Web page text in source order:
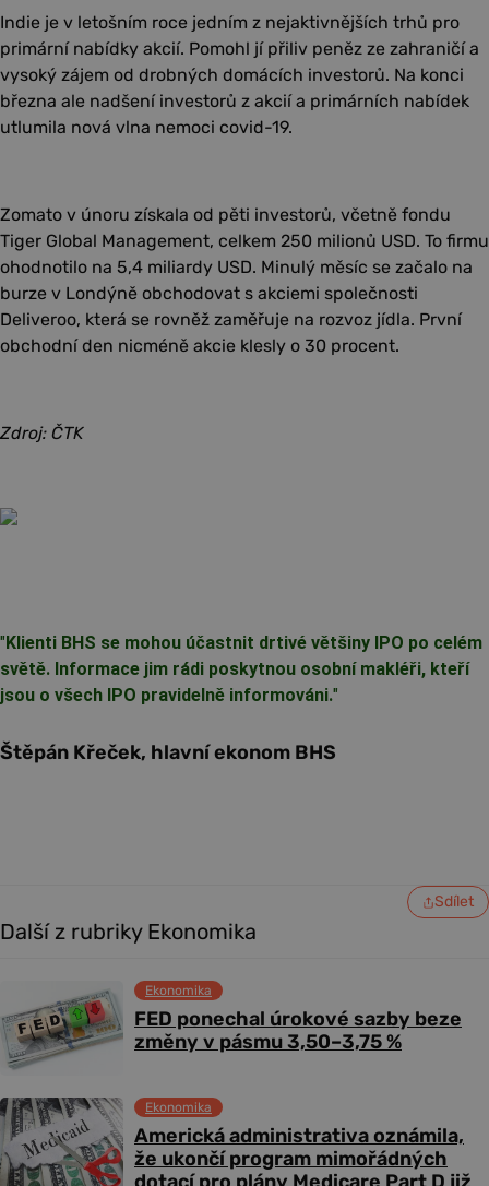
Indie je v letošním roce jedním z nejaktivnějších trhů pro
primární nabídky akcií. Pomohl jí přiliv peněz ze zahraničí a
vysoký zájem od drobných domácích investorů. Na konci
března ale nadšení investorů z akcií a primárních nabídek
utlumila nová vlna nemoci covid-19.
Zomato v únoru získala od pěti investorů, včetně fondu
Tiger Global Management, celkem 250 milionů USD. To firmu
ohodnotilo na 5,4 miliardy USD. Minulý měsíc se začalo na
burze v Londýně obchodovat s akciemi společnosti
Deliveroo, která se rovněž zaměřuje na rozvoz jídla. První
obchodní den nicméně akcie klesly o 30 procent.
Zdroj: ČTK
" Klienti BHS se mohou účastnit drtivé většiny IPO po celém
světě. Informace jim rádi poskytnou osobní makléři, kteří
jsou o všech IPO pravidelně informováni."
Štěpán Křeček, hlavní ekonom BHS
Sdílet
Další z rubriky Ekonomika
FED ponechal úrokové sazby beze
změny v pásmu 3,50–3,75 %
Ekonomika
Americká administrativa oznámila,
že ukončí program mimořádných
Ekonomika